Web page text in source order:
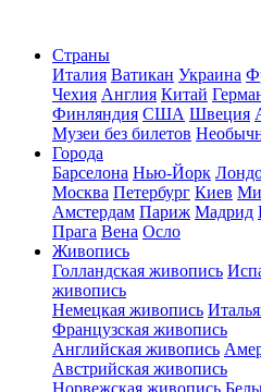
Страны
Италия Ватикан Украина
Чехия Англия Китай
Финляндия США Швеция
Музеи без билетов
Города
Барселона Нью-Йорк
Москва Петербург Киев
Амстердам Париж Мадрид
Прага Вена Осло
Живопись
Голландская живопись
живопись
Немецкая живопись
Французская живопись
Английская живопись
Австрийская живопись
Норвежская живопись